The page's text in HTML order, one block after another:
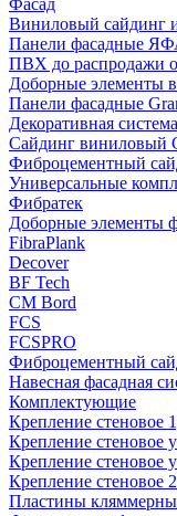
Фасад
Виниловый сайдинг
Панели фасадные
ПВХ до распродажи
Доборные элементы
Панели фасадные
Декоративная
Сайдинг виниловый
Фиброцементный
Универсальные
Фибратек
Доборные элементы
FibraPlank
Decover
BF Tech
CM Bord
FCS
FCSPRO
Фиброцементный
Навесная фасадная
Комплектующие
Крепление стеновое
Крепление стеновое
Крепление стеновое
Крепление стеновое
Пластины